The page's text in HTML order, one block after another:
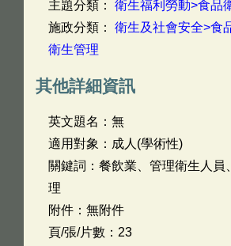
主題分類： 衛生福利勞動>食品
施政分類： 衛生及社會安全>食
衛生管理
其他詳細資訊
英文題名： 無
適用對象：成人(學術性)
關鍵詞：餐飲業、管理衛生人員
理
附件：無附件
頁/張/片數：23